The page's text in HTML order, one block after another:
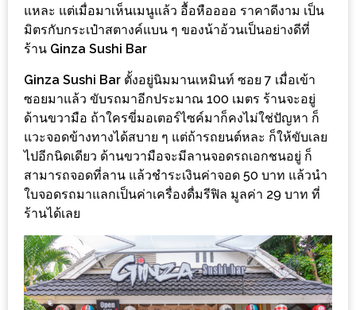
แซ่บ
แม่ค้า
สวย
ร้าน
รวย
เสน่ห์
ของ
เชียงใหม่
ต้อง
ลอง
16
แหละ แต่เมื่อมาเห็นเมนูแล้ว อื้อหืออออ ราคาดีงาม เป็น
มิตรกับกระเป๋าสตางค์แบน ๆ ของน้าอ้วนเป็นอย่างดีที่
ร้าน Ginza Sushi Bar
Ginza Sushi Bar ตั้งอยู่นิมมานเหมินท์ ซอย 7 เมื่อเข้า
ซอยมาแล้ว ขับรถมาอีกประมาณ 100 เมตร ร้านจะอยู่
ด้านขวามือ ถ้าใครขี่มอเตอร์ไซค์มาก็คงไม่ใช่ปัญหา ก็
แวะจอดข้างทางได้สบาย ๆ แต่ถ้ารถยนต์หละ ก็ให้ขับเลย
ไปอีกนิดเดียว ด้านขวามือจะมีลานจอดรถเอกชนอยู่ ก็
สามารถจอดที่ลาน แล้วชำระเงินค่าจอด 50 บาท แล้วนำ
ใบจอดรถมาแลกเป็นค่าเครื่องดื่มรีฟิล มูลค่า 29 บาท ที่
ร้านได้เลย